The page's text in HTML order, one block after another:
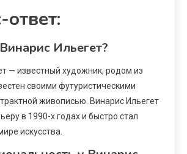
Ильегет?
— известный художник, родом из
своими футуристическими
живописью. Винарис Ильегет
в 1990-х годах и быстро стал
искусства.